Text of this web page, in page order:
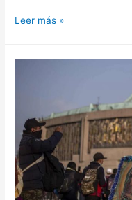
Leer más »